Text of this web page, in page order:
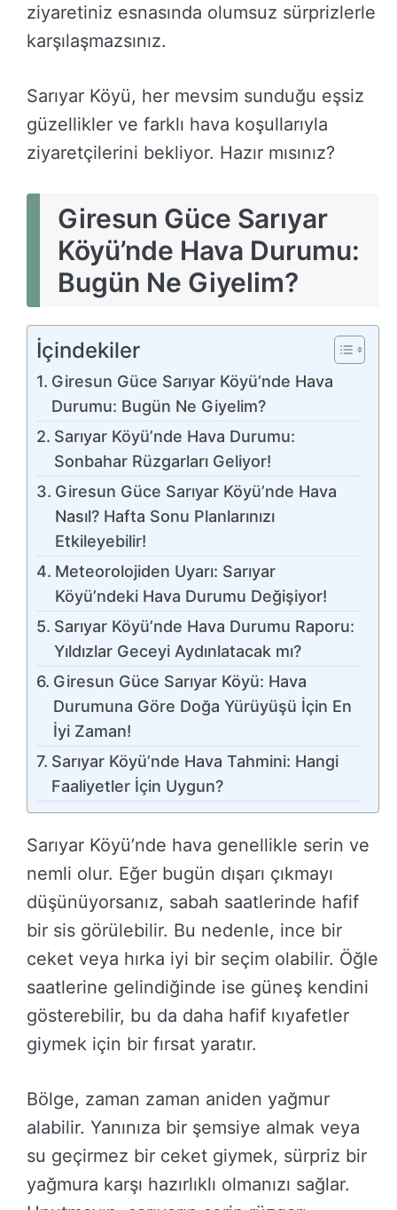
ziyaretiniz esnasında olumsuz sürprizlerle
karşılaşmazsınız.
Sarıyar Köyü, her mevsim sunduğu eşsiz
güzellikler ve farklı hava koşullarıyla
ziyaretçilerini bekliyor. Hazır mısınız?
Giresun Güce Sarıyar
Köyü’nde Hava Durumu:
Bugün Ne Giyelim?
İçindekiler
Giresun Güce Sarıyar Köyü’nde Hava
Durumu: Bugün Ne Giyelim?
Sarıyar Köyü’nde Hava Durumu:
Sonbahar Rüzgarları Geliyor!
Giresun Güce Sarıyar Köyü’nde Hava
Nasıl? Hafta Sonu Planlarınızı
Etkileyebilir!
Meteorolojiden Uyarı: Sarıyar
Köyü’ndeki Hava Durumu Değişiyor!
Sarıyar Köyü’nde Hava Durumu Raporu:
Yıldızlar Geceyi Aydınlatacak mı?
Giresun Güce Sarıyar Köyü: Hava
Durumuna Göre Doğa Yürüyüşü İçin En
İyi Zaman!
Sarıyar Köyü’nde Hava Tahmini: Hangi
Faaliyetler İçin Uygun?
Sarıyar Köyü’nde hava genellikle serin ve
nemli olur. Eğer bugün dışarı çıkmayı
düşünüyorsanız, sabah saatlerinde hafif
bir sis görülebilir. Bu nedenle, ince bir
ceket veya hırka iyi bir seçim olabilir. Öğle
saatlerine gelindiğinde ise güneş kendini
gösterebilir, bu da daha hafif kıyafetler
giymek için bir fırsat yaratır.
Bölge, zaman zaman aniden yağmur
alabilir. Yanınıza bir şemsiye almak veya
su geçirmez bir ceket giymek, sürpriz bir
yağmura karşı hazırlıklı olmanızı sağlar.